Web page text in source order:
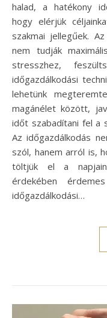
halad, a hatékony
hogy elérjük
szakmai jellegűek.
nem tudják
stresszhez,
időgazdálkodási
lehetünk
magánélet között,
időt szabadítani fel a
Az időgazdálkodás
szól, hanem arról is,
töltjük el a
érdekében
időgazdálkodási…